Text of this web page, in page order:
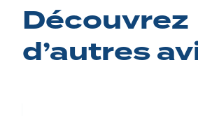
Découvrez
d’autres